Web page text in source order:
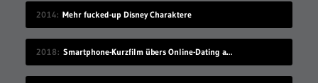
2014 Mehr fucked-up Disney Charaktere
2018 Smartphone-Kurzfilm übers Online-Dating auf Zugreise